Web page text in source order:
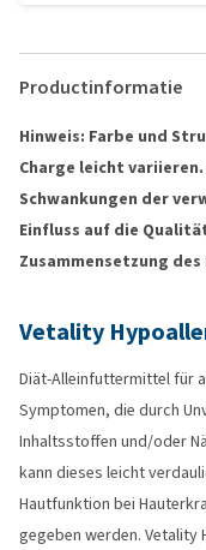
Productinformatie
Hinweis: Farbe und
Charge leicht
Schwankungen der
Einfluss auf die
Zusammensetzung
Vetality
Diät-Alleinfuttermittel für
Symptomen, die durch
Inhaltsstoffen und/oder
kann dieses leicht
Hautfunktion bei
gegeben werden. Vetality